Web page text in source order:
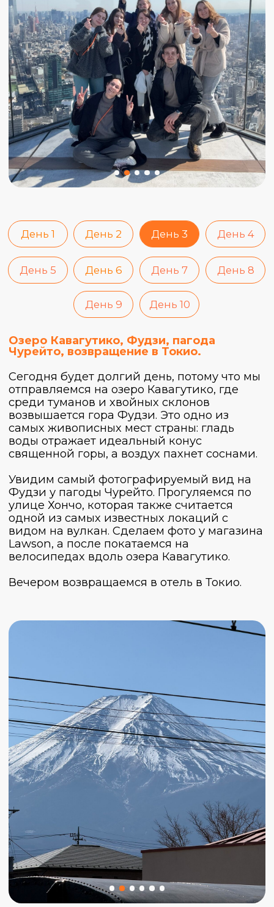
День 1 День 2 День 3 День 4
День 5 День 6 День 7 День 8
День 9 День 10
Собираем вещи и переезжаем в Хаконе.
Проплывем на корабле по озеру Аки с
видом на Фудзи, прокатимся по канатной
расслабимся в отеле и посетим
термальные источники.
Кстати, жить мы будем в необычных отеле
— попробуем спать на футоне в
традиционном жилище.
Озеро Аки, канатная дорога, долина
гейзеров Овакудани, святилище Хаконе,
тремальные источники.
День 1 День 2 День 3 День 4
День 5 День 6 День 7 День 8
День 9 День 10
После неспешного завтрака выезжаем в
Киото. Город встретит нас тишиной и
деревянные домики, фонари у входов в
чайные дома. Может, нам повезет, и из-за
поворота мелькнет силуэт гейши, как
будто на мгновение оживает история.